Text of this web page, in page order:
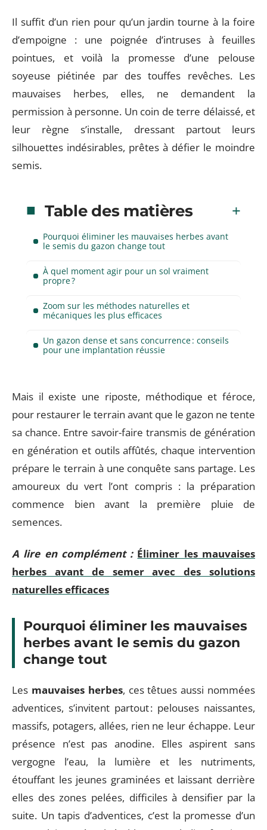
Il suffit d’un rien pour qu’un jardin tourne à la foire
d’empoigne : une poignée d’intruses à feuilles
pointues, et voilà la promesse d’une pelouse
soyeuse piétinée par des touffes revêches. Les
mauvaises herbes, elles, ne demandent la
permission à personne. Un coin de terre délaissé, et
leur règne s’installe, dressant partout leurs
silhouettes indésirables, prêtes à défier le moindre
semis.
Table des matières
Pourquoi éliminer les mauvaises herbes avant
le semis du gazon change tout
À quel moment agir pour un sol vraiment
propre ?
Zoom sur les méthodes naturelles et
mécaniques les plus efficaces
Un gazon dense et sans concurrence : conseils
pour une implantation réussie
Mais il existe une riposte, méthodique et féroce,
pour restaurer le terrain avant que le gazon ne tente
sa chance. Entre savoir-faire transmis de génération
en génération et outils affûtés, chaque intervention
prépare le terrain à une conquête sans partage. Les
amoureux du vert l’ont compris : la préparation
commence bien avant la première pluie de
semences.
A lire en complément : Éliminer les mauvaises
herbes avant de semer avec des solutions
naturelles efficaces
Pourquoi éliminer les mauvaises
herbes avant le semis du gazon
change tout
Les mauvaises herbes, ces têtues aussi nommées
adventices, s’invitent partout : pelouses naissantes,
massifs, potagers, allées, rien ne leur échappe. Leur
présence n’est pas anodine. Elles aspirent sans
vergogne l’eau, la lumière et les nutriments,
étouffant les jeunes graminées et laissant derrière
elles des zones pelées, difficiles à densifier par la
suite. Un tapis d’adventices, c’est la promesse d’un